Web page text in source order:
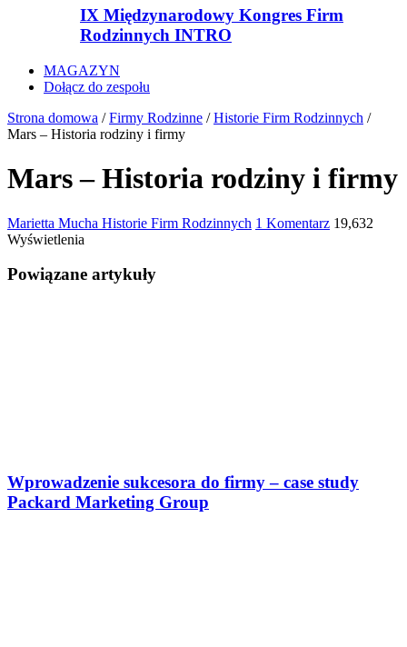
IX Międzynarodowy Kongres Firm
Rodzinnych INTRO
MAGAZYN
Dołącz do zespołu
Strona domowa / Firmy Rodzinne / Historie Firm Rodzinnych /
Mars – Historia rodziny i firmy
Mars – Historia rodziny i firmy
Marietta Mucha Historie Firm Rodzinnych 1 Komentarz 19,632
Wyświetlenia
Powiązane artykuły
Wprowadzenie sukcesora do firmy – case study
Packard Marketing Group